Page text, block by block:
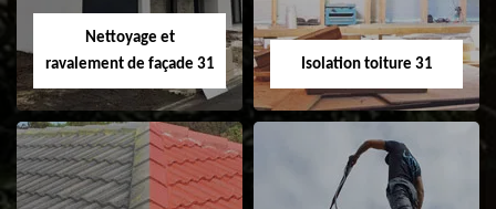
Velux 31
Nettoyage et
ravalement de façade 31
Isolation toiture 31